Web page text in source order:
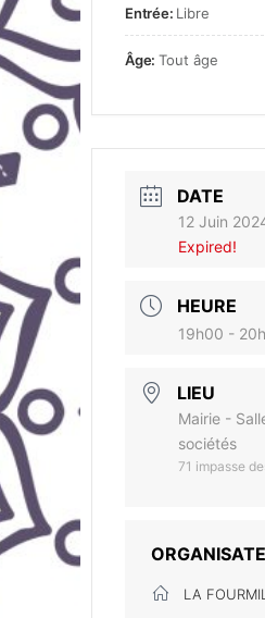
Entrée: Libre
Âge: Tout âge
DATE
12 Juin
Expired!
HEURE
19h00 -
LIEU
Mairie -
sociétés
71 impasse
LA